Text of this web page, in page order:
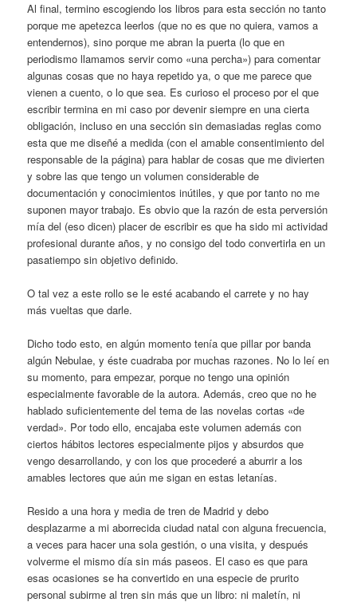
Al final, termino escogiendo los libros para esta sección no tanto
porque me apetezca leerlos (que no es que no quiera, vamos a
entendernos), sino porque me abran la puerta (lo que en
periodismo llamamos servir como «una percha») para comentar
algunas cosas que no haya repetido ya, o que me parece que
vienen a cuento, o lo que sea. Es curioso el proceso por el que
escribir termina en mi caso por devenir siempre en una cierta
obligación, incluso en una sección sin demasiadas reglas como
esta que me diseñé a medida (con el amable consentimiento del
responsable de la página) para hablar de cosas que me divierten
y sobre las que tengo un volumen considerable de
documentación y conocimientos inútiles, y que por tanto no me
suponen mayor trabajo. Es obvio que la razón de esta perversión
mía del (eso dicen) placer de escribir es que ha sido mi actividad
profesional durante años, y no consigo del todo convertirla en un
pasatiempo sin objetivo definido.
O tal vez a este rollo se le esté acabando el carrete y no hay
más vueltas que darle.
Dicho todo esto, en algún momento tenía que pillar por banda
algún Nebulae, y éste cuadraba por muchas razones. No lo leí en
su momento, para empezar, porque no tengo una opinión
especialmente favorable de la autora. Además, creo que no he
hablado suficientemente del tema de las novelas cortas «de
verdad». Por todo ello, encajaba este volumen además con
ciertos hábitos lectores especialmente pijos y absurdos que
vengo desarrollando, y con los que procederé a aburrir a los
amables lectores que aún me sigan en estas letanías.
Resido a una hora y media de tren de Madrid y debo
desplazarme a mi aborrecida ciudad natal con alguna frecuencia,
a veces para hacer una sola gestión, o una visita, y después
volverme el mismo día sin más paseos. El caso es que para
esas ocasiones se ha convertido en una especie de prurito
personal subirme al tren sin más que un libro: ni maletín, ni